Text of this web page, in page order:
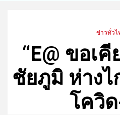
ข่าวทั่วไ
“E@ ขอเ
ชัยภูมิ ห่างไ
โควิ